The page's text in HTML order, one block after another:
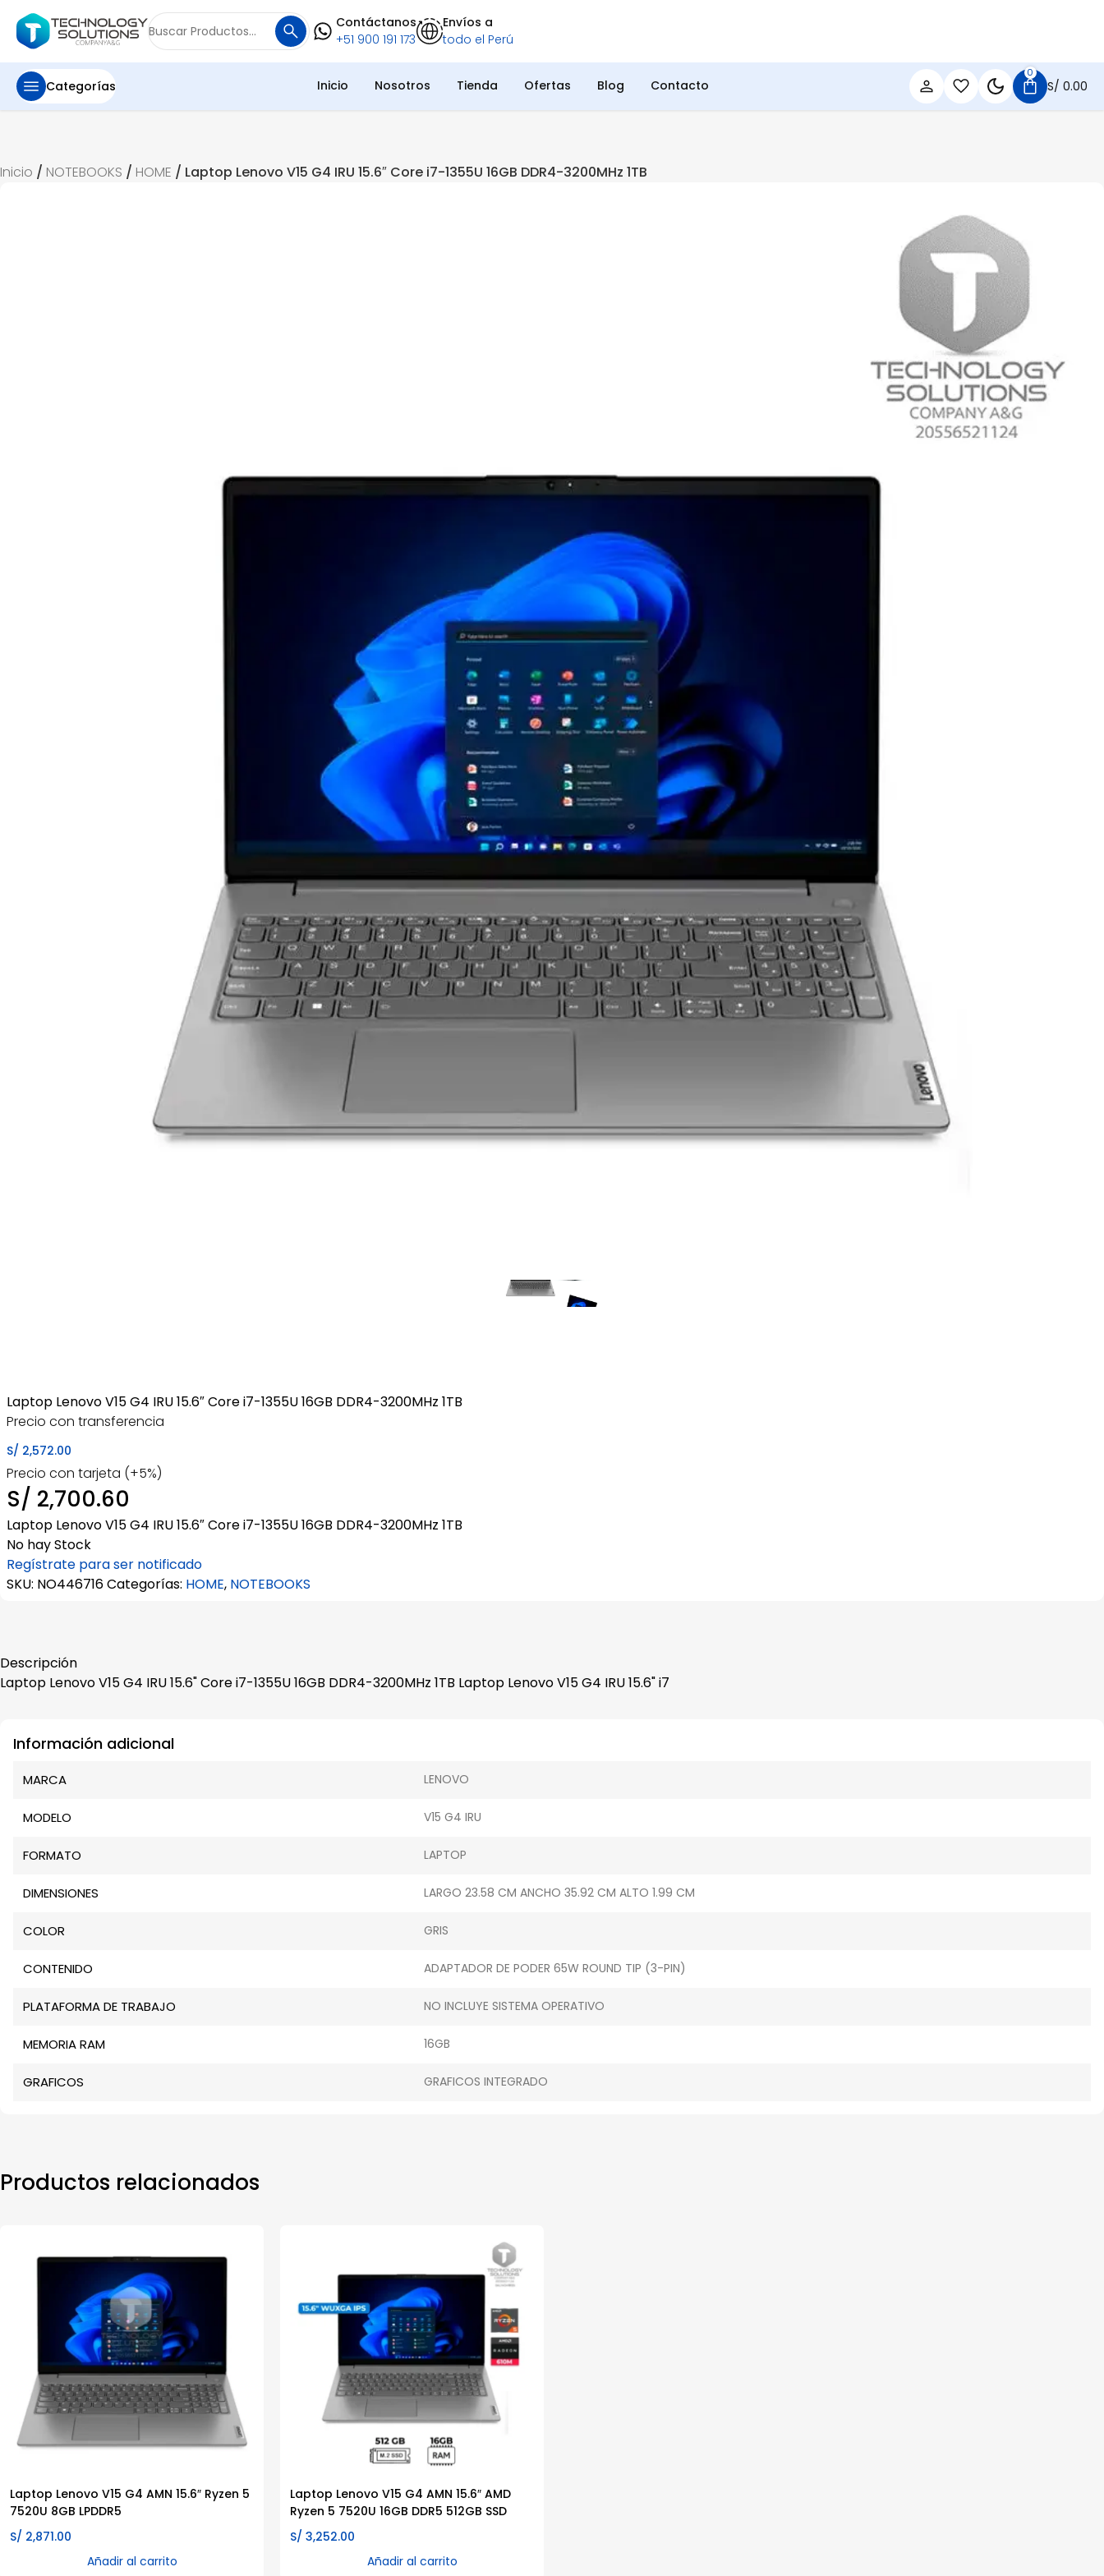
Buscar
por:
Contáctanos
+51 900 191 173
Envíos a
todo el Perú
Categorías Inicio Nosotros Tienda Ofertas Blog Contacto
0
S/ 0.00
Inicio / NOTEBOOKS / HOME / Laptop Lenovo V15 G4 IRU 15.6″ Core i7-1355U 16GB DDR4-3200MHz 1TB
Laptop Lenovo V15 G4 IRU 15.6″ Core i7-1355U 16GB DDR4-3200MHz 1TB
Precio con transferencia
S/ 2,572.00
Precio con tarjeta (+5%)
S/ 2,700.60
Laptop Lenovo V15 G4 IRU 15.6″ Core i7-1355U 16GB DDR4-3200MHz 1TB
No hay Stock
Regístrate para ser notificado
SKU: NO446716Categorías: HOME, NOTEBOOKS
Descripción
Laptop Lenovo V15 G4 IRU 15.6" Core i7-1355U 16GB DDR4-3200MHz 1TB Laptop Lenovo V15 G4 IRU 15.6" i7
Información adicional
MARCA LENOVO
MODELO V15 G4 IRU
FORMATO LAPTOP
DIMENSIONES LARGO 23.58 CM ANCHO 35.92 CM ALTO 1.99 CM
COLOR GRIS
CONTENIDO ADAPTADOR DE PODER 65W ROUND TIP (3-PIN)
PLATAFORMA DE TRABAJO NO INCLUYE SISTEMA OPERATIVO
MEMORIA RAM 16GB
GRAFICOS GRAFICOS INTEGRADO
Productos relacionados
Laptop Lenovo V15 G4 AMN 15.6″ Ryzen 5
7520U 8GB LPDDR5
S/ 2,871.00
Añadir al carrito
Laptop Lenovo V15 G4 AMN 15.6″ AMD
Ryzen 5 7520U 16GB DDR5 512GB SSD
S/ 3,252.00
Añadir al carrito